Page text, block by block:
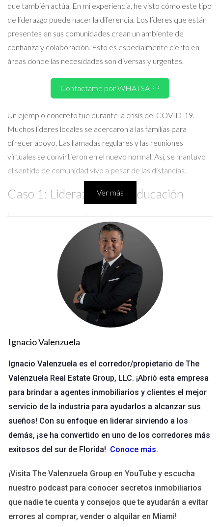
que también actúa. En mi experiencia, he visto cómo este tipo
de liderazgo puede hacer la diferencia. Los líderes que están
presentes en sus comunidades crean un ambiente de
confianza y colaboración. Esto es especialmente cierto en
áreas donde las necesidades son diversas y urgentes.
Contactame por WHATSAPP
Un ejemplo concreto fue durante la crisis del COVID-19.
Muchos líderes locales se acercaron a las familias para
ofrecer apoyo. Las llamadas regulares y las reuniones
virtuales se convirtieron en el nuevo normal. Así, se mantuvo
el sentido de comunidad vivo a pesar de las distancias.
Caso 1: Liderazgo en la Educación
En una escuela secundaria de Naples, el director decidió
implementar "horas abiertas". Esto permitió a los padres y
estudiantes plantear preocupaciones directamente. En una
reunión reciente, un padre expresó su preocupación por el
acoso escolar. La respuesta del director fue inmediata;
organizó talleres sobre el tema. Este tipo de liderazgo
promueve una cultura de transparencia.
No subestimes el poder de escuchar. Tu opinión
Caso 2: Iniciativas Comunitarias
Programas de Voluntariado
En Ave Maria, se lanzó un programa de voluntariado que
conecta a jóvenes con ancianos. La coordinadora del
programa está siempre disponible para resolver dudas. He
mientras que los ancianos encuentran compañía y apoyo.
Conéctate con tu comunidad. Haz la diferencia
hoy.
Ver más
Ignacio Valenzuela
Ignacio Valenzuela es el corredor/propietario de The
Valenzuela Real Estate Group, LLC. ¡Abrió esta empresa
para brindar a agentes inmobiliarios y clientes el mejor
servicio de la industria para ayudarlos a alcanzar sus
sueños! Con su enfoque en liderar sirviendo a los
demás, ¡se ha convertido en uno de los corredores más
exitosos del sur de Florida! Conoce más.
¡Visita The Valenzuela Group en YouTube y escucha
nuestro podcast para conocer secretos inmobiliarios
que nadie te cuenta y consejos que te ayudarán a evitar
errores al comprar, vender o alquilar en Miami!